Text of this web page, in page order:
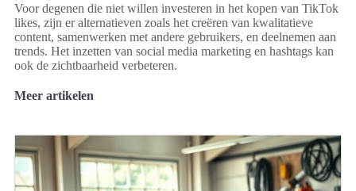
Voor degenen die niet willen investeren in het kopen van TikTok
likes, zijn er alternatieven zoals het creëren van kwalitatieve
content, samenwerken met andere gebruikers, en deelnemen aan
trends. Het inzetten van social media marketing en hashtags kan
ook de zichtbaarheid verbeteren.
Meer artikelen